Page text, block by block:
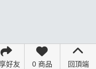
回頂端
0 商品
好友